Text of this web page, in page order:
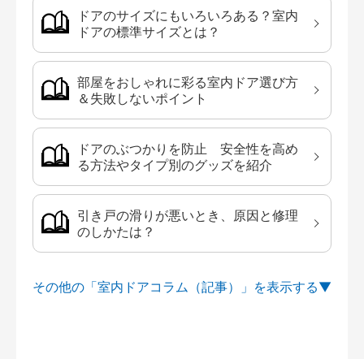
ドアのサイズにもいろいろある？室内
ドアの標準サイズとは？
部屋をおしゃれに彩る室内ドア選び方
＆失敗しないポイント
ドアのぶつかりを防止 安全性を高め
る方法やタイプ別のグッズを紹介
引き戸の滑りが悪いとき、原因と修理
のしかたは？
その他の「室内ドアコラム（記事）」を